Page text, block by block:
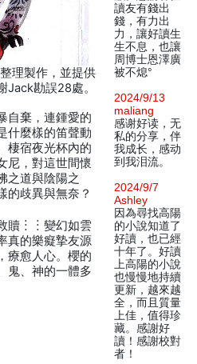
理製作，並提供
Jack勘誤28處。
自棄，連鍾愛的
什麼樣的笛聲動
棲宿夜光杯內的
尼，對這世間懷
之道與陰陽之
的歧異與無奈？
贖︙︙變幻如雲
真的樂癡摯友源
療愈人心。櫻的
鬼、神的一體多
讀友有錢出
錢，有力出
力，讓好讀生
生不息，也讓
周博士恩澤廣
被不熄°
2024/9/13
maliang
感谢好读，无
私的分享，伴
我成长，感动
到我泪流。
2024/9/7
Ashley
因為尋找高陽
的小說知道了
好讀，也已經
十年了。好讀
上高陽的小說
也慢慢地持續
更新，越來越
全，而且質量
上佳，值得珍
藏。感謝好
讀！感謝校對
者！